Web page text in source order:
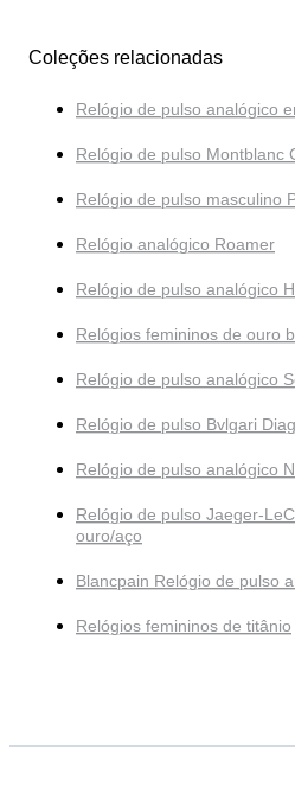
Coleções relacionadas
Relógio de pulso analógico
Relógio de pulso Montblanc
Relógio de pulso masculino
Relógio analógico Roamer
Relógio de pulso analógico
Relógios femininos de ouro
Relógio de pulso analógico
Relógio de pulso Bvlgari
Relógio de pulso analógico
Relógio de pulso Jaeger-
ouro/aço
Blancpain Relógio de pulso
Relógios femininos de titânio